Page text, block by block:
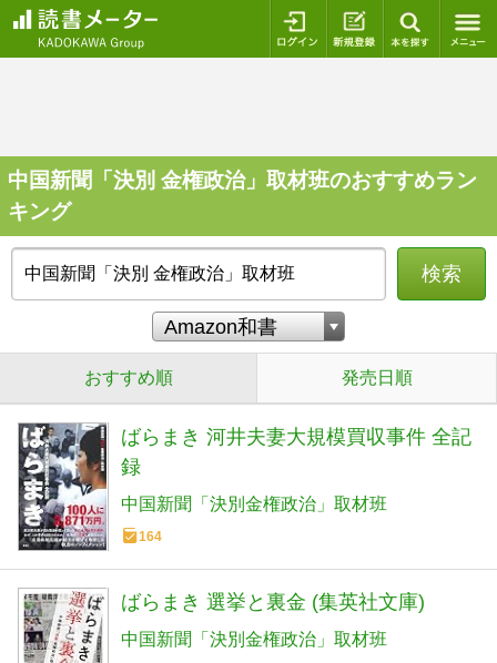
ログイン 新規登録
中国新聞「決別 金権政治」取材班のおすすめラン
キング
検索
おすすめ順 発売日順
ばらまき 河井夫妻大規模買収事件 全記
録
中国新聞「決別金権政治」取材班
164
ばらまき 選挙と裏金 (集英社文庫)
中国新聞「決別金権政治」取材班